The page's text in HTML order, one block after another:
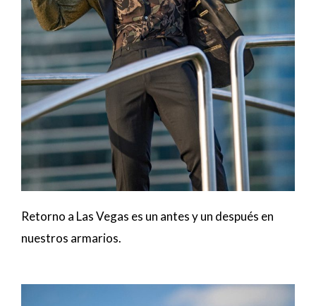
Retorno a Las Vegas es un antes y un después en
nuestros armarios.